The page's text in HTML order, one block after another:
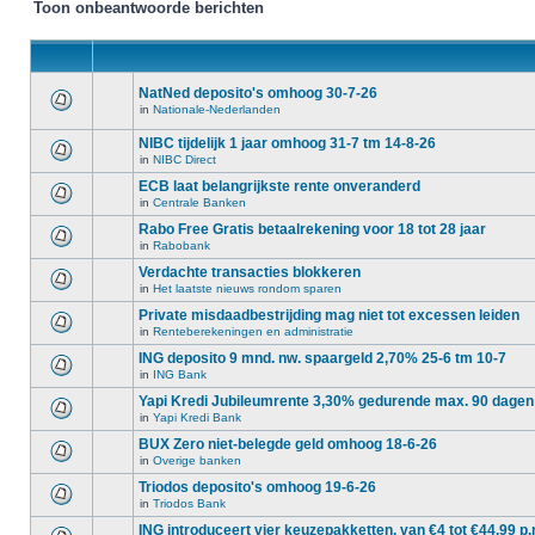
Toon onbeantwoorde berichten
NatNed deposito's omhoog 30-7-26
in Nationale-Nederlanden
NIBC tijdelijk 1 jaar omhoog 31-7 tm 14-8-26
in NIBC Direct
ECB laat belangrijkste rente onveranderd
in Centrale Banken
Rabo Free Gratis betaalrekening voor 18 tot 28 jaar
in Rabobank
Verdachte transacties blokkeren
in Het laatste nieuws rondom sparen
Private misdaadbestrijding mag niet tot excessen leiden
in Renteberekeningen en administratie
ING deposito 9 mnd. nw. spaargeld 2,70% 25-6 tm 10-7
in ING Bank
Yapi Kredi Jubileumrente 3,30% gedurende max. 90 dagen
in Yapi Kredi Bank
BUX Zero niet-belegde geld omhoog 18-6-26
in Overige banken
Triodos deposito's omhoog 19-6-26
in Triodos Bank
ING introduceert vier keuzepakketten, van €4 tot €44,99